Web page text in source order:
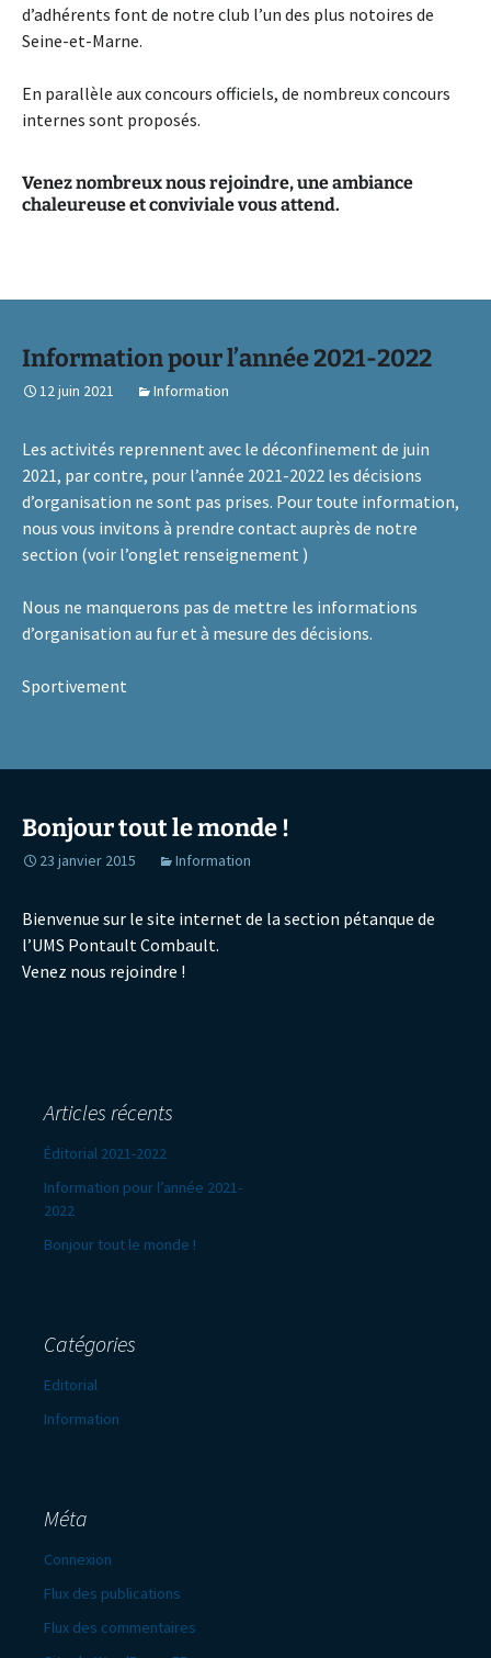
d’adhérents font de notre club l’un des plus notoires de
Seine-et-Marne.
En parallèle aux concours officiels, de nombreux concours
internes sont proposés.
Venez nombreux nous rejoindre, une ambiance
chaleureuse et conviviale vous attend.
Information pour l’année 2021-2022
12 juin 2021 Information
Les activités reprennent avec le déconfinement de juin
2021, par contre, pour l’année 2021-2022 les décisions
d’organisation ne sont pas prises. Pour toute information,
nous vous invitons à prendre contact auprès de notre
section (voir l’onglet renseignement )
Nous ne manquerons pas de mettre les informations
d’organisation au fur et à mesure des décisions.
Sportivement
Bonjour tout le monde !
23 janvier 2015 Information
Bienvenue sur le site internet de la section pétanque de
l’UMS Pontault Combault.
Venez nous rejoindre !
Articles récents
Éditorial 2021-2022
Information pour l’année 2021-
2022
Bonjour tout le monde !
Catégories
Editorial
Information
Méta
Connexion
Flux des publications
Flux des commentaires